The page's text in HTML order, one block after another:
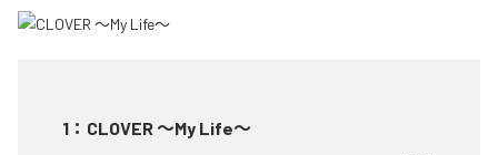
1 ： CLOVER ～My Life～